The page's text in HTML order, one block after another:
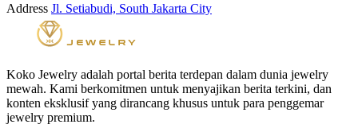
Address Jl. Setiabudi, South Jakarta City
Koko Jewelry adalah portal berita terdepan dalam dunia jewelry
mewah. Kami berkomitmen untuk menyajikan berita terkini, dan
konten eksklusif yang dirancang khusus untuk para penggemar
jewelry premium.